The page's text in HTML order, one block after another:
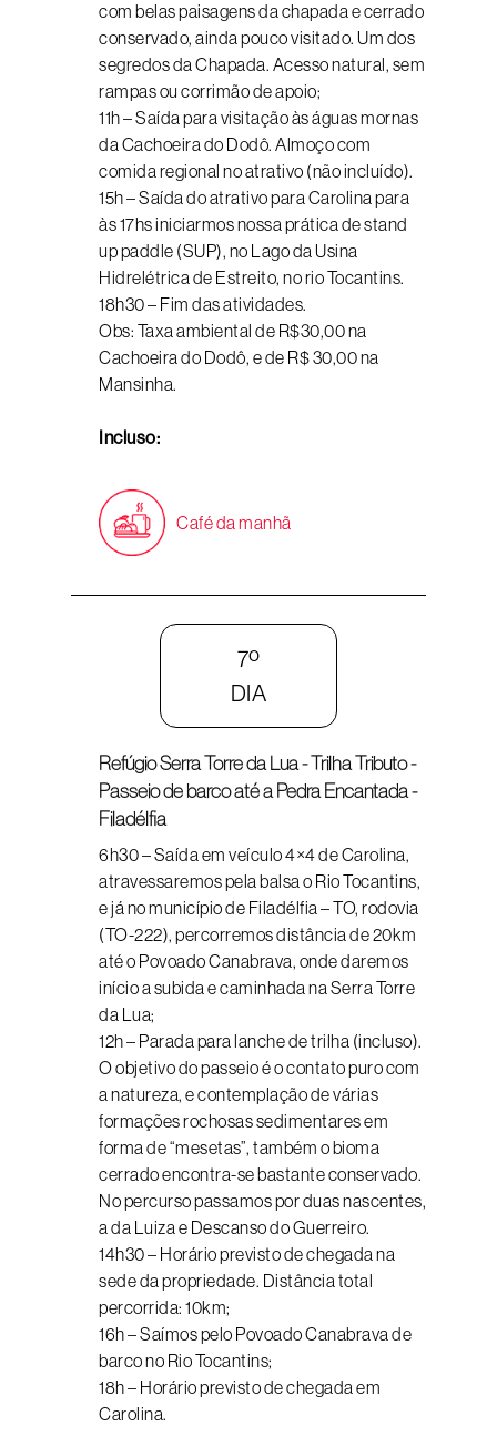
com belas paisagens da chapada e cerrado
conservado, ainda pouco visitado. Um dos
segredos da Chapada. Acesso natural, sem
rampas ou corrimão de apoio;
11h – Saída para visitação às águas mornas
da Cachoeira do Dodô. Almoço com
comida regional no atrativo (não incluído).
15h – Saída do atrativo para Carolina para
às 17hs iniciarmos nossa prática de stand
up paddle (SUP), no Lago da Usina
Hidrelétrica de Estreito, no rio Tocantins.
18h30 – Fim das atividades.
Obs: Taxa ambiental de R$30,00 na
Cachoeira do Dodô, e de R$ 30,00 na
Mansinha.
Incluso:
Café da manhã
7º
DIA
Refúgio Serra Torre da Lua - Trilha Tributo -
Passeio de barco até a Pedra Encantada -
Filadélfia
6h30 – Saída em veículo 4×4 de Carolina,
atravessaremos pela balsa o Rio Tocantins,
e já no município de Filadélfia – TO, rodovia
(TO-222), percorremos distância de 20km
até o Povoado Canabrava, onde daremos
início a subida e caminhada na Serra Torre
da Lua;
12h – Parada para lanche de trilha (incluso).
O objetivo do passeio é o contato puro com
a natureza, e contemplação de várias
formações rochosas sedimentares em
forma de “mesetas”, também o bioma
cerrado encontra-se bastante conservado.
No percurso passamos por duas nascentes,
a da Luiza e Descanso do Guerreiro.
14h30 – Horário previsto de chegada na
sede da propriedade. Distância total
percorrida: 10km;
16h – Saímos pelo Povoado Canabrava de
barco no Rio Tocantins;
18h – Horário previsto de chegada em
Carolina.